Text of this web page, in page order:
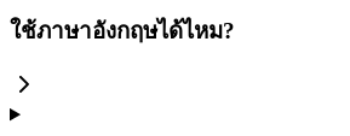
ใช้ภาษาอังกฤษได้ไหม?